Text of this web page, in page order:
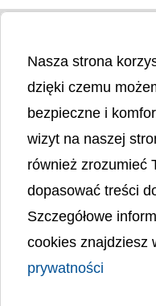
Liczba odwiedzin
Polityka prywatności
Mapa strony
Ochrona Danych
Deklaracja Dostępności
Nasza strona
dzięki czemu
bezpieczne i
wizyt na naszej
również zrozumieć
dopasować treści
Szczegółowe
cookies znajdziesz
prywatności